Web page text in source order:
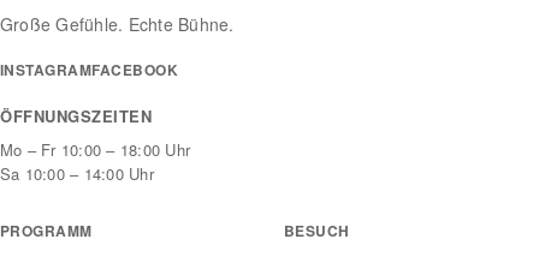
Große Gefühle. Echte Bühne.
INSTAGRAMFACEBOOK
ÖFFNUNGSZEITEN
Mo – Fr 10:00 – 18:00 Uhr
Sa 10:00 – 14:00 Uhr
PROGRAMM BESUCH